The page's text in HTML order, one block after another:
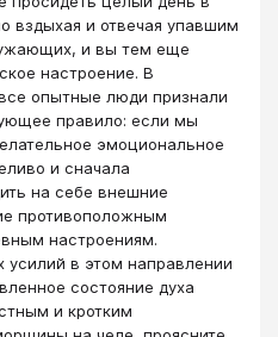
вздыхая и отвечая упавшим
и вы тем еще
настроение. В
опытные люди признали
правило: если мы
эмоциональное
и сначала
на себе внешние
противоположным
настроениям.
усилий в этом направлении
состояние духа
и кротким